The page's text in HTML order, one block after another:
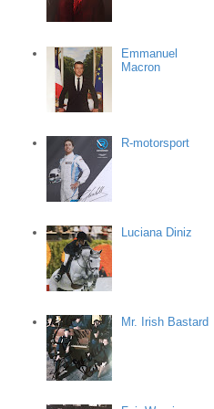
Emmanuel
Macron
R-motorsport
Luciana Diniz
Mr. Irish Bastard